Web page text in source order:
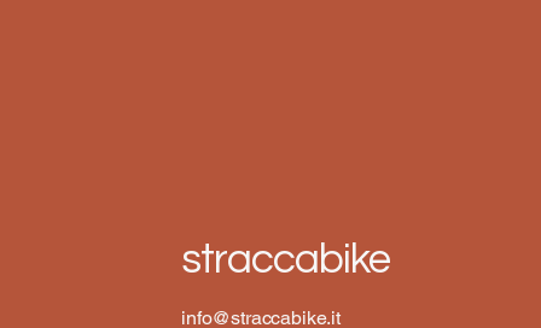
straccabike
info@straccabike.it